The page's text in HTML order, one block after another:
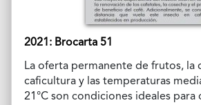
2021: Brocarta 51
La oferta permanente de frutos, la
caficultura y las temperaturas
21°C son condiciones ideales para